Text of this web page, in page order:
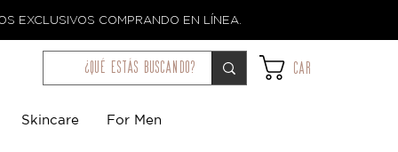
EXCLUSIVOS COMPRANDO EN LÍNEA.
¿qué estás buscando? Car
Skincare For Men